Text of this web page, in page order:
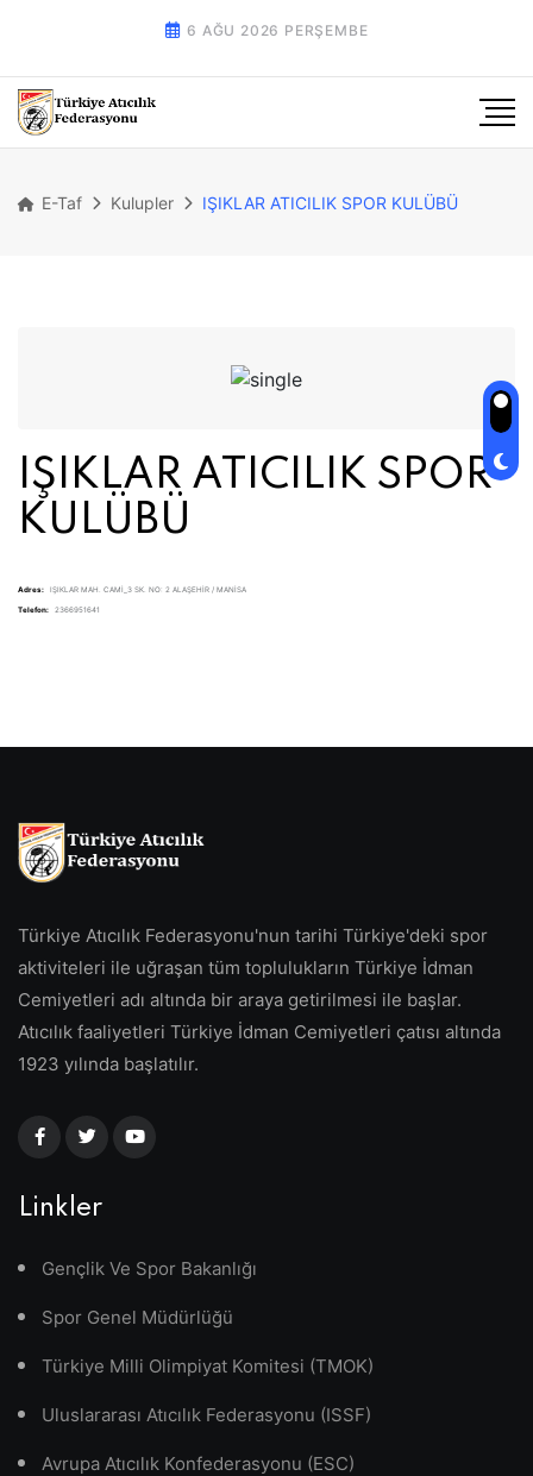
6 AĞU 2026 PERŞEMBE
E-Taf Kulupler IŞIKLAR ATICILIK SPOR KULÜBÜ
IŞIKLAR ATICILIK SPOR
KULÜBÜ
Adres: IŞIKLAR MAH. CAMİ_3 SK. NO: 2 ALAŞEHİR / MANİSA
Telefon: 2366951641
Türkiye Atıcılık Federasyonu'nun tarihi Türkiye'deki spor
aktiviteleri ile uğraşan tüm toplulukların Türkiye İdman
Cemiyetleri adı altında bir araya getirilmesi ile başlar.
Atıcılık faaliyetleri Türkiye İdman Cemiyetleri çatısı altında
1923 yılında başlatılır.
Linkler
Gençlik Ve Spor Bakanlığı
Spor Genel Müdürlüğü
Türkiye Milli Olimpiyat Komitesi (TMOK)
Uluslararası Atıcılık Federasyonu (ISSF)
Avrupa Atıcılık Konfederasyonu (ESC)